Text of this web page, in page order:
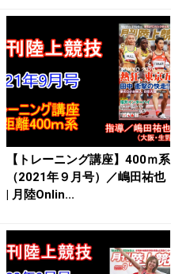
【トレーニング講座】400ｍ系
（2021年９月号）／嶋田祐也
| 月陸Onlin...